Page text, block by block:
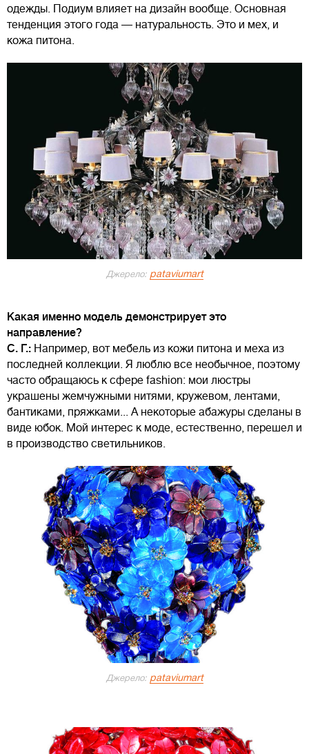
одежды. Подиум влияет на дизайн вообще. Основная
тенденция этого года — натуральность. Это и мех, и
кожа питона.
Джерело: pataviumart
Какая именно модель демонстрирует это
направление?
С. Г.: Например, вот мебель из кожи питона и меха из
последней коллекции. Я люблю все необычное, поэтому
часто обращаюсь к сфере fashion: мои люстры
украшены жемчужными нитями, кружевом, лентами,
бантиками, пряжками... А некоторые абажуры сделаны в
виде юбок. Мой интерес к моде, естественно, перешел и
в производство светильников.
Джерело: pataviumart